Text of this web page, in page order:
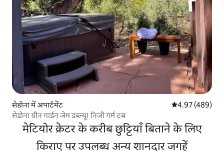
सेडोना में अपार्टमेंट औसत रेटिंग 5 में से
4.97 (489)
सेडोना ग्रीन गार्डन जेम डब्ल्यू। निजी गर्म टब
मेटियोर क्रेटर के करीब छुट्टियाँ बिताने के लिए
किराए पर उपलब्ध अन्य शानदार जगहें